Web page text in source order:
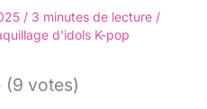
/ 3 minutes de lecture /
d'idols K-pop
(9 votes)